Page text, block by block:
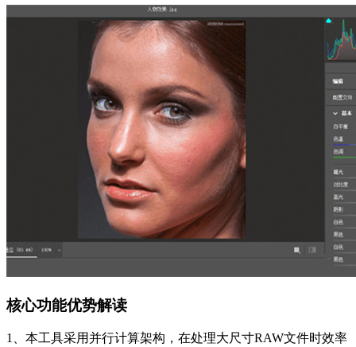
核心功能优势解读
1、本工具采用并行计算架构，在处理大尺寸RAW文件时效率